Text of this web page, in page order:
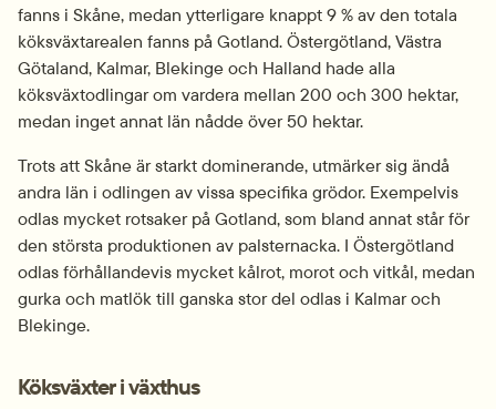
fanns i Skåne, medan ytterligare knappt 9 % av den totala
köksväxtarealen fanns på Gotland. Östergötland, Västra
Götaland, Kalmar, Blekinge och Halland hade alla
köksväxtodlingar om vardera mellan 200 och 300 hektar,
medan inget annat län nådde över 50 hektar.
Trots att Skåne är starkt dominerande, utmärker sig ändå
andra län i odlingen av vissa specifika grödor. Exempelvis
odlas mycket rotsaker på Gotland, som bland annat står för
den största produktionen av palsternacka. I Östergötland
odlas förhållandevis mycket kålrot, morot och vitkål, medan
gurka och matlök till ganska stor del odlas i Kalmar och
Blekinge.
Köksväxter i växthus